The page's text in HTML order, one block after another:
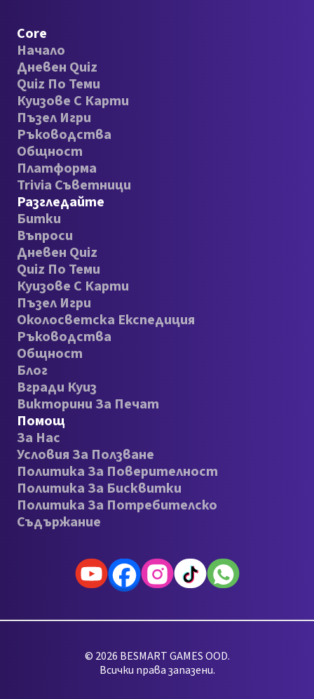
Core
Начало
Дневен Quiz
Quiz По Теми
Куизове С Карти
Пъзел Игри
Ръководства
Общност
Платформа
Trivia Съветници
Разгледайте
Битки
Въпроси
Дневен Quiz
Quiz По Теми
Куизове С Карти
Пъзел Игри
Околосветска Експедиция
Ръководства
Общност
Блог
Вгради Куиз
Викторини За Печат
Помощ
За Нас
Условия За Ползване
Политика За Поверителност
Политика За Бисквитки
Политика За Потребителско
Съдържание
© 2026 BESMART GAMES OOD.
Всички права запазени.